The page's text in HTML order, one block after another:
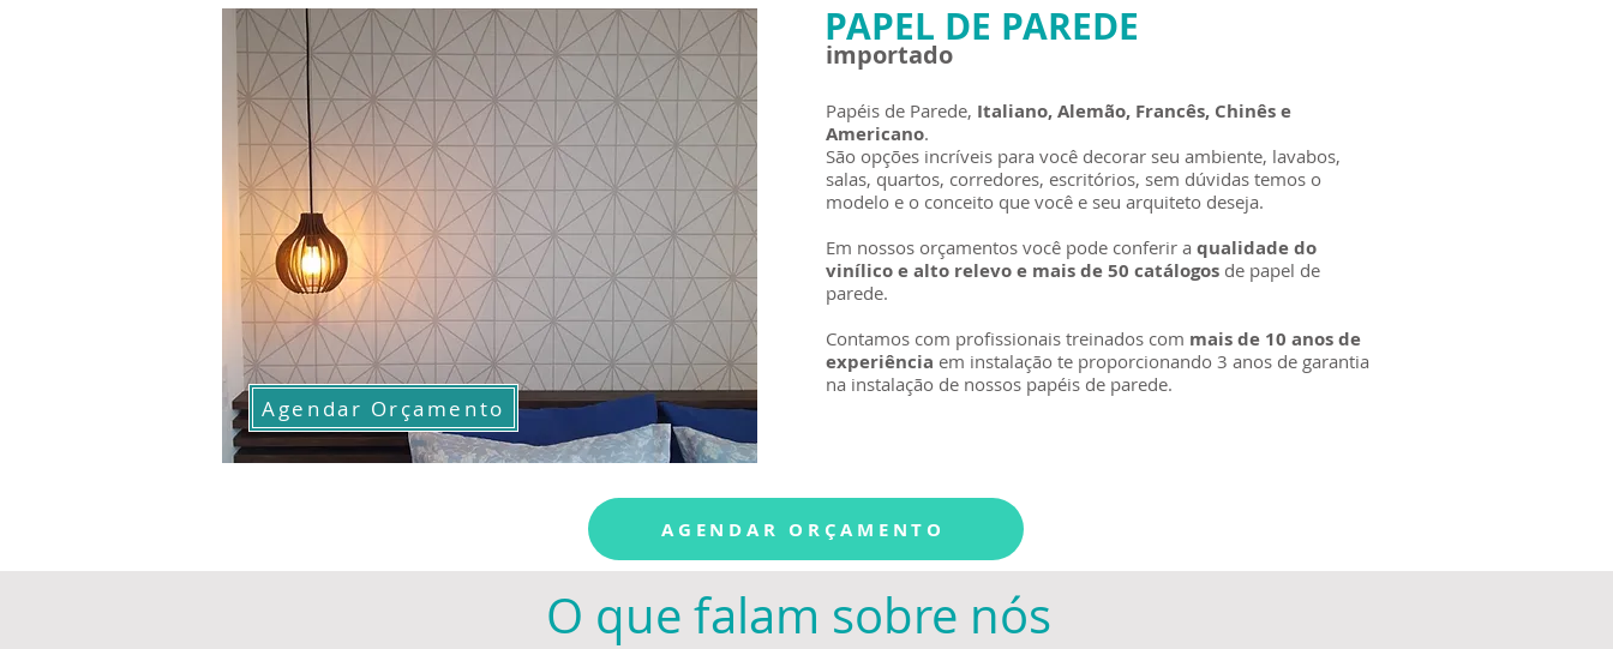
Agendar Orçamento
PAPEL DE PAREDE
importado
Papéis de Parede, Italiano, Alemão, Francês, Chinês e
Americano.
São opções incríveis para você decorar seu ambiente, lavabos,
salas, quartos, corredores, escritórios, sem dúvidas temos o
modelo e o conceito que você e seu arquiteto deseja.
Em nossos orçamentos você pode conferir a qualidade do
vinílico e alto relevo e mais de 50 catálogos de papel de
parede.
Contamos com profissionais treinados com mais de 10 anos de
experiência em instalação te proporcionando 3 anos de garantia
na instalação de nossos papéis de parede.
AGENDAR ORÇAMENTO
O que falam sobre nós